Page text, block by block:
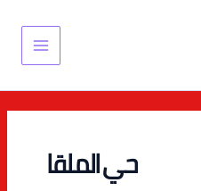
Main
Menu
حي الملقا